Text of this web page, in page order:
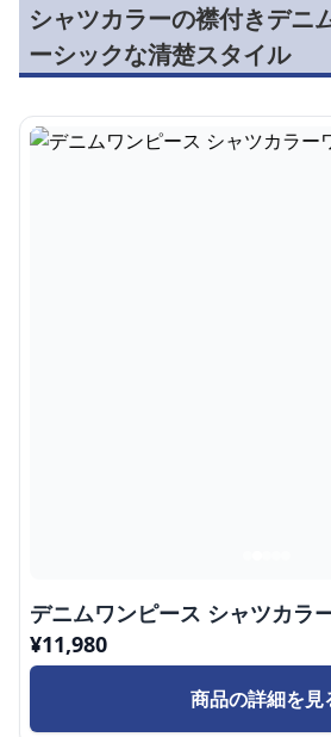
シャツカラーの襟付きデニ
ーシックな清楚スタイル
デニムワンピース シャツカラ
¥11,980
商品の詳細を見